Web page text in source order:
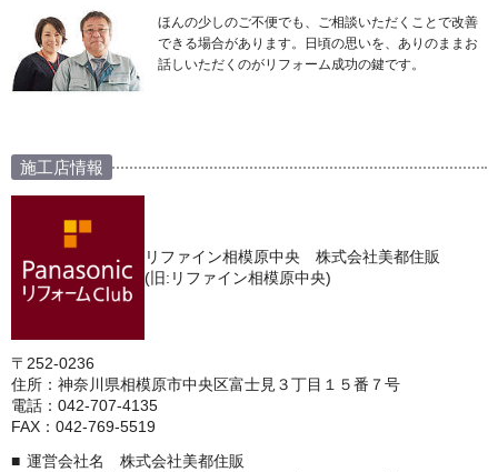
ほんの少しのご不便でも、ご相談いただくことで改善
できる場合があります。日頃の思いを、ありのままお
話しいただくのがリフォーム成功の鍵です。
施工店情報
リファイン相模原中央 株式会社美都住販
(旧:リファイン相模原中央)
〒252-0236
住所：神奈川県相模原市中央区富士見３丁目１５番７号
電話：042-707-4135
FAX：042-769-5519
運営会社名 株式会社美都住販